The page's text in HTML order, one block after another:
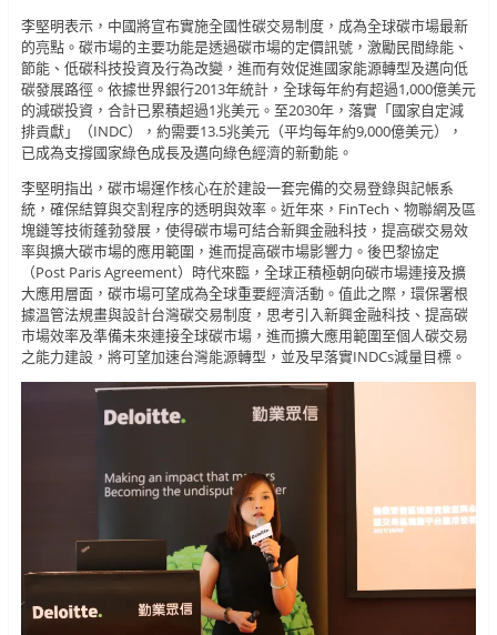
李堅明表示，中國將宣布實施全國性碳交易制度，成為全球碳市場最新
的亮點。碳市場的主要功能是透過碳市場的定價訊號，激勵民間綠能、
節能、低碳科技投資及行為改變，進而有效促進國家能源轉型及邁向低
碳發展路徑。依據世界銀行2013年統計，全球每年約有超過1,000億美元
的減碳投資，合計已累積超過1兆美元。至2030年，落實「國家自定減
排貢獻」（INDC），約需要13.5兆美元（平均每年約9,000億美元），
已成為支撐國家綠色成長及邁向綠色經濟的新動能。
李堅明指出，碳市場運作核心在於建設一套完備的交易登錄與記帳系
統，確保結算與交割程序的透明與效率。近年來，FinTech、物聯網及區
塊鏈等技術蓬勃發展，使得碳市場可結合新興金融科技，提高碳交易效
率與擴大碳市場的應用範圍，進而提高碳市場影響力。後巴黎協定
（Post Paris Agreement）時代來臨，全球正積極朝向碳市場連接及擴
大應用層面，碳市場可望成為全球重要經濟活動。值此之際，環保署根
據溫管法規畫與設計台灣碳交易制度，思考引入新興金融科技、提高碳
市場效率及準備未來連接全球碳市場，進而擴大應用範圍至個人碳交易
之能力建設，將可望加速台灣能源轉型，並及早落實INDCs減量目標。